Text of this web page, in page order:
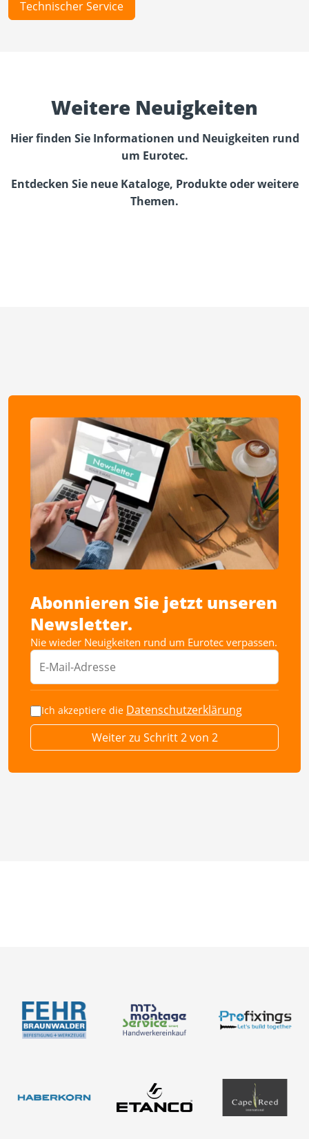
Technischer Service
Weitere Neuigkeiten
Hier finden Sie Informationen und Neuigkeiten rund
um Eurotec.
Entdecken Sie neue Kataloge, Produkte oder weitere
Themen.
Abonnieren Sie jetzt unseren
Newsletter.
Nie wieder Neuigkeiten rund um Eurotec verpassen.
Ich akzeptiere die Datenschutzerklärung
Weiter zu Schritt 2 von 2